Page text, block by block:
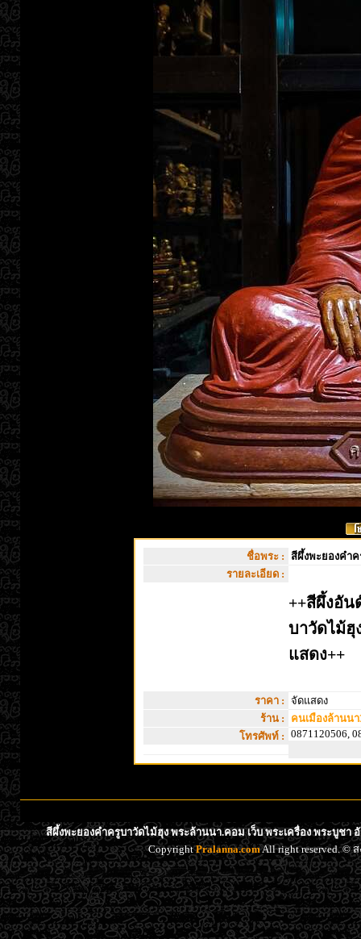
ชื่อพระ : สีผึ้งพะยองคำ
รายละเอียด :
++สีผึ้งอัน
บาวัดไม้ฮุ
แสดง++
ราคา : จัดแสดง
ร้าน :
คนเมืองล้านนา
โทรศัพท์ : 0871120506,
สีผึ้งพะยองคำครูบาวัดไม้ฮุง พระล้านนา.คอม เว็บ พระเครื่อง พระบูชา
CopyrightPralanna.comAll right reserved. ©